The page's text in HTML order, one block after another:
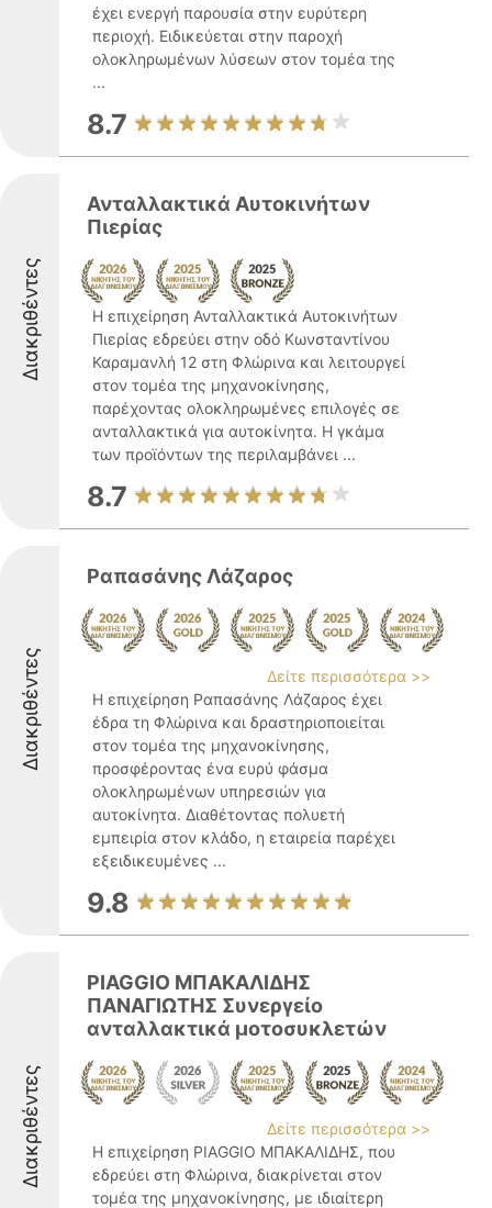
έχει ενεργή παρουσία στην ευρύτερη
περιοχή. Ειδικεύεται στην παροχή
ολοκληρωμένων λύσεων στον τομέα της
...
8.7
Διακριθέντες
Ανταλλακτικά Αυτοκινήτων
Πιερίας
Η επιχείρηση Ανταλλακτικά Αυτοκινήτων
Πιερίας εδρεύει στην οδό Κωνσταντίνου
Καραμανλή 12 στη Φλώρινα και λειτουργεί
στον τομέα της μηχανοκίνησης,
παρέχοντας ολοκληρωμένες επιλογές σε
ανταλλακτικά για αυτοκίνητα. Η γκάμα
των προϊόντων της περιλαμβάνει ...
8.7
Διακριθέντες
Ραπασάνης Λάζαρος
Δείτε περισσότερα >>
Η επιχείρηση Ραπασάνης Λάζαρος έχει
έδρα τη Φλώρινα και δραστηριοποιείται
στον τομέα της μηχανοκίνησης,
προσφέροντας ένα ευρύ φάσμα
ολοκληρωμένων υπηρεσιών για
αυτοκίνητα. Διαθέτοντας πολυετή
εμπειρία στον κλάδο, η εταιρεία παρέχει
εξειδικευμένες ...
9.8
Διακριθέντες
PIAGGIO ΜΠΑΚΑΛΙΔΗΣ
ΠΑΝΑΓΙΩΤΗΣ Συνεργείο
ανταλλακτικά μοτοσυκλετών
Δείτε περισσότερα >>
Η επιχείρηση PIAGGIO ΜΠΑΚΑΛΙΔΗΣ, που
εδρεύει στη Φλώρινα, διακρίνεται στον
τομέα της μηχανοκίνησης, με ιδιαίτερη